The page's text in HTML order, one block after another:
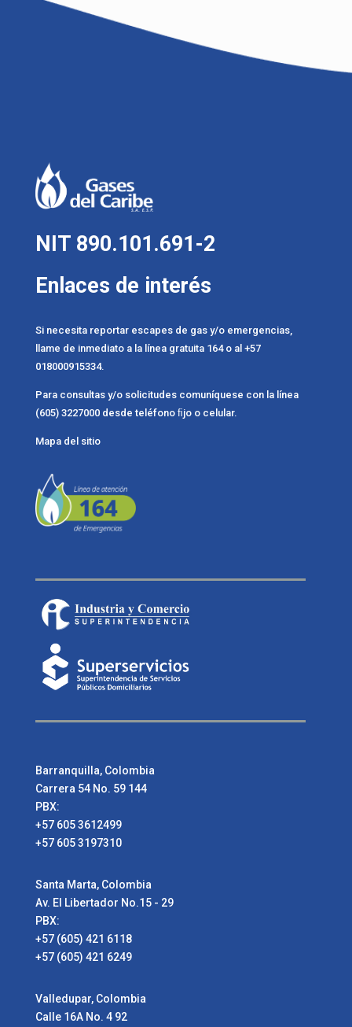
NIT 890.101.691-2
Enlaces de interés
Si necesita reportar escapes de gas y/o emergencias,
llame de inmediato a la línea gratuita 164 o al +57
018000915334.
Para consultas y/o solicitudes comuníquese con la línea
(605) 3227000 desde teléfono ﬁjo o celular.
Mapa del sitio
Barranquilla, Colombia
Carrera 54 No. 59 144
PBX:
+57 605 3612499
+57 605 3197310
Santa Marta, Colombia
Av. El Libertador No.15 - 29
PBX:
+57 (605) 421 6118
+57 (605) 421 6249
Valledupar, Colombia
Calle 16A No. 4 92